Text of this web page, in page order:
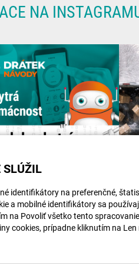
SLÚŽIL
identifikátory na preferenčné,
a mobilné identifikátory sa
na Povoliť všetko tento
cookies, prípadne kliknutím na
NA